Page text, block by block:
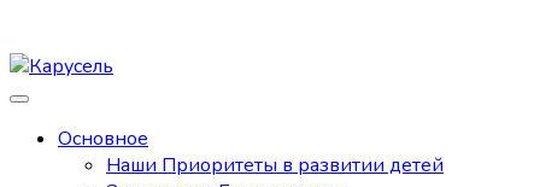
Основное
Наши Приоритеты в развитии детей